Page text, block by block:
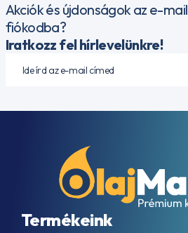
Akciók és újdonságok az e-mail
fiókodba?
Iratkozz fel hírlevelünkre!
Termékeink